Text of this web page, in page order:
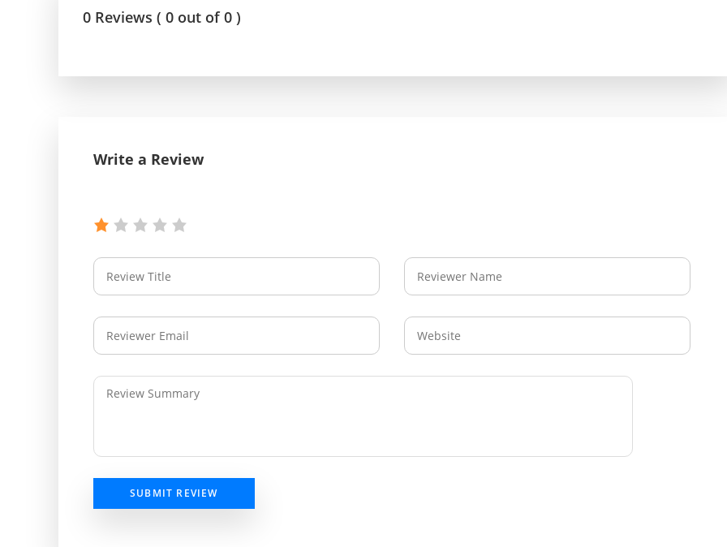
0 Reviews ( 0 out of 0 )
Write a Review
SUBMIT REVIEW